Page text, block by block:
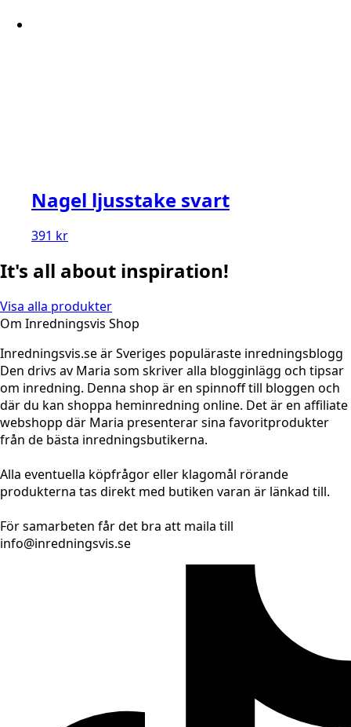
Nagel ljusstake svart
391 kr
It's all about inspiration!
Visa alla produkter
Om Inredningsvis Shop
Inredningsvis.se är Sveriges populäraste inredningsblogg
Den drivs av Maria som skriver alla blogginlägg och tipsar
om inredning. Denna shop är en spinnoff till bloggen och
där du kan shoppa heminredning online. Det är en affiliate
webshopp där Maria presenterar sina favoritprodukter
från de bästa inredningsbutikerna.
Alla eventuella köpfrågor eller klagomål rörande
produkterna tas direkt med butiken varan är länkad till.
För samarbeten får det bra att maila till
info@inredningsvis.se